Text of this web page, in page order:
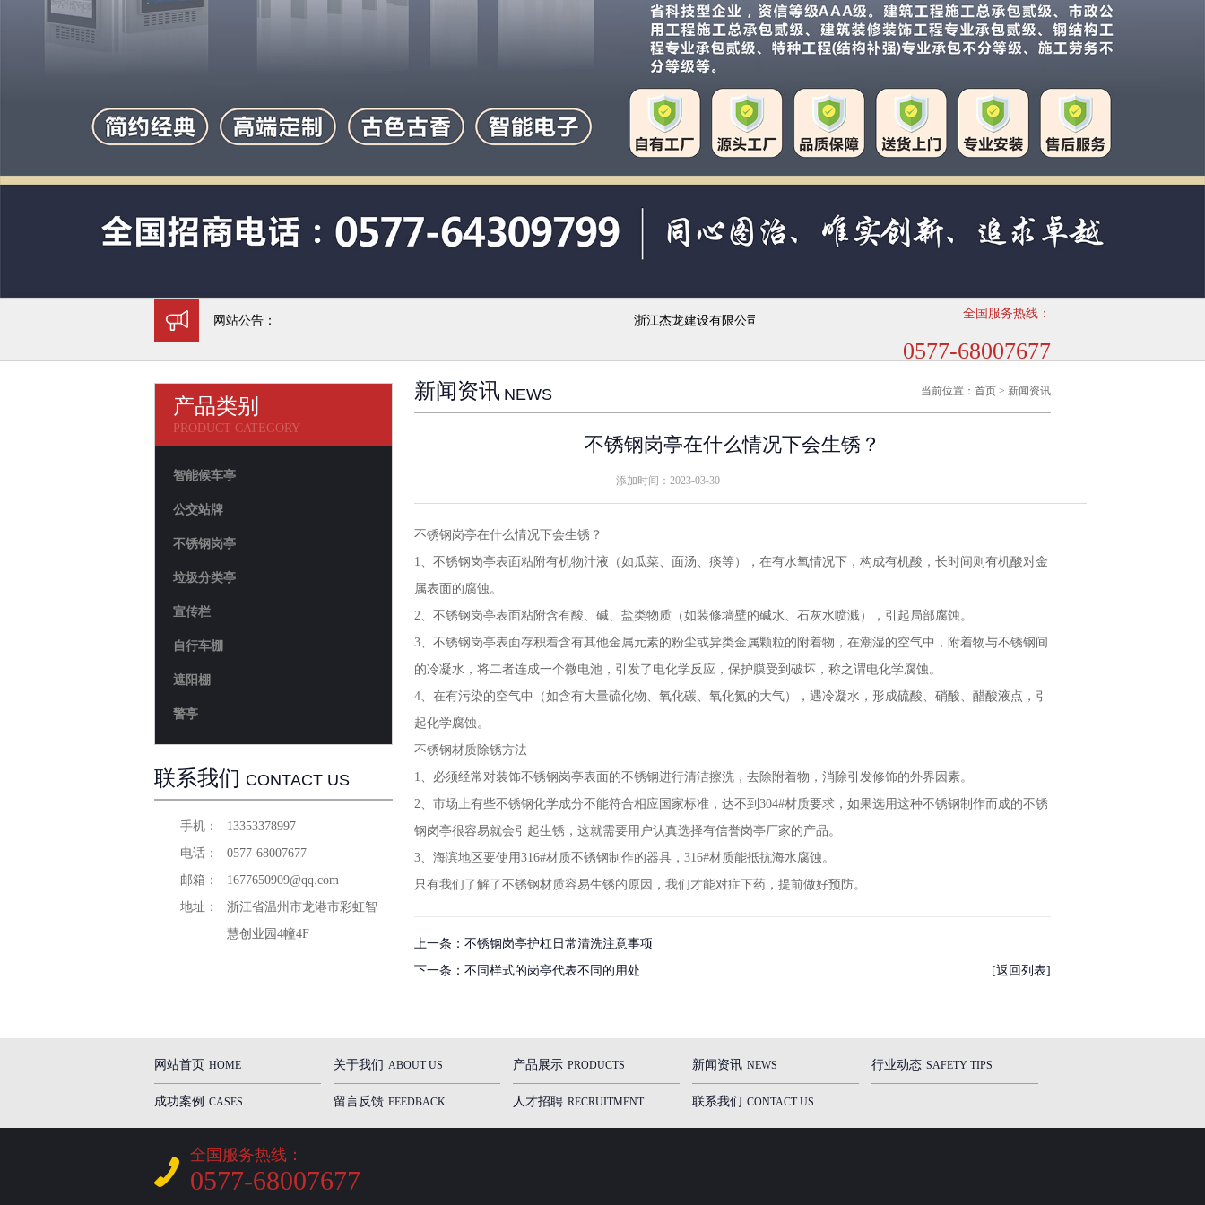
网站公告： 浙江杰龙建设有限公司致力于设计生产各类配套金属制品，其中包含候车亭、岗亭、路名牌、指路牌灯
全国服务热线：
0577-68007677
13353378997
产品类别
PRODUCT CATEGORY
智能候车亭
公交站牌
不锈钢岗亭
垃圾分类亭
宣传栏
自行车棚
遮阳棚
警亭
联系我们 CONTACT US
手机：
13353378997
电话：
0577-68007677
邮箱：
1677650909@qq.com
地址：
浙江省温州市龙港市彩虹智
慧创业园4幢4F
新闻资讯 NEWS 当前位置： 首页 > 新闻资讯
不锈钢岗亭在什么情况下会生锈？
添加时间：2023-03-30
不锈钢岗亭在什么情况下会生锈？
1、不锈钢岗亭表面粘附有机物汁液（如瓜菜、面汤、痰等），在有水氧情况下，构成有机酸，长时间则有机酸对金
属表面的腐蚀。
2、不锈钢岗亭表面粘附含有酸、碱、盐类物质（如装修墙壁的碱水、石灰水喷溅），引起局部腐蚀。
3、不锈钢岗亭表面存积着含有其他金属元素的粉尘或异类金属颗粒的附着物，在潮湿的空气中，附着物与不锈钢间
的冷凝水，将二者连成一个微电池，引发了电化学反应，保护膜受到破坏，称之谓电化学腐蚀。
4、在有污染的空气中（如含有大量硫化物、氧化碳、氧化氮的大气），遇冷凝水，形成硫酸、硝酸、醋酸液点，引
起化学腐蚀。
不锈钢材质除锈方法
1、必须经常对装饰不锈钢岗亭表面的不锈钢进行清洁擦洗，去除附着物，消除引发修饰的外界因素。
2、市场上有些不锈钢化学成分不能符合相应国家标准，达不到304#材质要求，如果选用这种不锈钢制作而成的不锈
钢岗亭很容易就会引起生锈，这就需要用户认真选择有信誉岗亭厂家的产品。
3、海滨地区要使用316#材质不锈钢制作的器具，316#材质能抵抗海水腐蚀。
只有我们了解了不锈钢材质容易生锈的原因，我们才能对症下药，提前做好预防。
上一条： 不锈钢岗亭护杠日常清洗注意事项
下一条： 不同样式的岗亭代表不同的用处 [返回列表]
网站首页 HOME 关于我们 ABOUT US 产品展示 PRODUCTS 新闻资讯 NEWS 行业动态 SAFETY TIPS
成功案例 CASES 留言反馈 FEEDBACK 人才招聘 RECRUITMENT 联系我们 CONTACT US
全国服务热线：
0577-68007677